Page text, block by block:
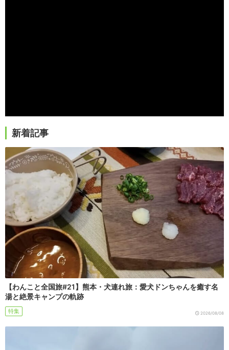
新着記事
【わんこと全国旅#21】熊本・犬連れ旅：愛犬ドンちゃんを癒す名
湯と絶景キャンプの軌跡
特集 2026/08/08